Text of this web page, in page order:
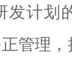
发计划
管理